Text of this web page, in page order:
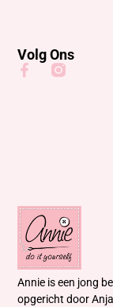
Annie is een jong
opgericht door
Volg Ons